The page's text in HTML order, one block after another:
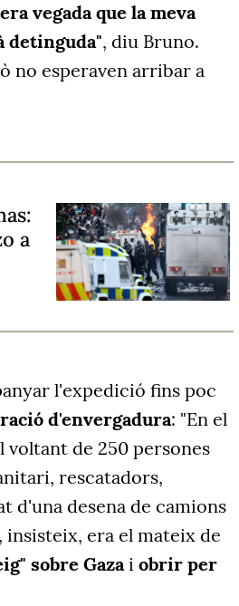
vegada que la meva
detinguda", diu Bruno.
no esperaven arribar a
a
l'expedició fins poc
d'envergadura: "En el
de 250 persones
rescatadors,
d'una desena de camions
insisteix, era el mateix de
sobre Gazai obrir per